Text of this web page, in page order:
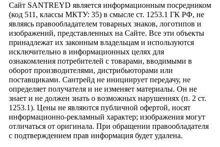
Сайт SANTREYD является информационным посредником
(код 511, классы МКТУ: 35) в смысле ст. 1253.1 ГК РФ, не
являясь правообладателем товарных знаков, логотипов и
изображений, представленных на Сайте. Все эти объекты
принадлежат их законным владельцам и используются
исключительно в информационных целях для
ознакомления потребителей с товарами, вводимыми в
оборот производителями, дистрибьюторами или
поставщиками. Сантрейд не инициирует передачу, не
определяет получателя и не изменяет материалы. Он не
знает и не должен знать о возможных нарушениях (п. 2 ст.
1253.1). Цены не являются публичной офертой, носят
информационно-рекламный характер; изображения могут
отличаться от оригинала. При обращении правообладателя
с подтверждением прав информация будет удалена.